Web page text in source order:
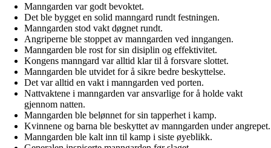
Manngarden var godt bevoktet.
Det ble bygget en solid manngard rundt festningen.
Manngarden stod vakt døgnet rundt.
Angriperne ble stoppet av manngarden ved inngangen.
Manngarden ble rost for sin disiplin og effektivitet.
Kongens manngard var alltid klar til å forsvare slottet.
Manngarden ble utvidet for å sikre bedre beskyttelse.
Det var alltid en vakt i manngarden ved porten.
Nattvaktene i manngarden var ansvarlige for å holde vakt
gjennom natten.
Manngarden ble belønnet for sin tapperhet i kamp.
Kvinnene og barna ble beskyttet av manngarden under angrepet.
Manngarden ble kalt inn til kamp i siste øyeblikk.